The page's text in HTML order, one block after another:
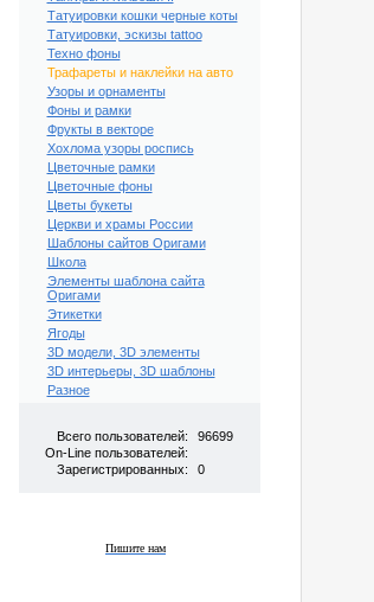
Татуировки кошки черные коты
Татуировки, эскизы tattoo
Техно фоны
Трафареты и наклейки на авто
Узоры и орнаменты
Фоны и рамки
Фрукты в векторе
Хохлома узоры роспись
Цветочные рамки
Цветочные фоны
Цветы букеты
Церкви и храмы России
Шаблоны сайтов Оригами
Школа
Элементы шаблона сайта
Оригами
Этикетки
Ягоды
3D модели, 3D элементы
3D интерьеры, 3D шаблоны
Разное
Всего пользователей:
96699
On-Line пользователей:
Зарегистрированных:
0
Пишите нам